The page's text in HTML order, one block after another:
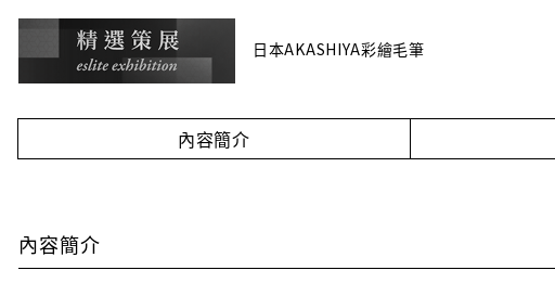
日本AKASHIYA彩繪毛筆
內容簡介
內容簡介